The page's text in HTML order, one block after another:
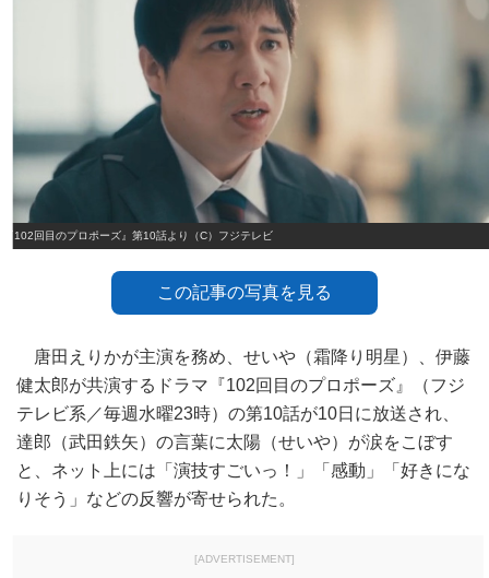
『102回目のプロポーズ』第10話より（C）フジテレビ
この記事の写真を見る
唐田えりかが主演を務め、せいや（霜降り明星）、伊藤
健太郎が共演するドラマ『102回目のプロポーズ』（フジ
テレビ系／毎週水曜23時）の第10話が10日に放送され、
達郎（武田鉄矢）の言葉に太陽（せいや）が涙をこぼす
と、ネット上には「演技すごいっ！」「感動」「好きにな
りそう」などの反響が寄せられた。
[ADVERTISEMENT]